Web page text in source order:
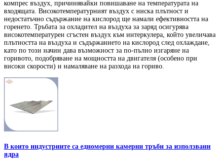
компрес въздух, причинявайки повишаване на температурата на
входящата. Високотемпературният въздух с ниска плътност и
недостатъчно съдържание на кислород ще намали ефективността на
горенето. Тръбата за охладител на въздуха за заряд осигурява
високотемпературен сгъстен въздух към интеркулера, който увеличава
плътността на въздуха и съдържанието на кислород след охлаждане,
като по този начин дава възможност за по-пълно изгаряне на
горивото, подобряване на мощността на двигателя (особено при
високи скорости) и намаляване на разхода на гориво.
В които индустриите са едномерни камерни тръби за използвани
ядра